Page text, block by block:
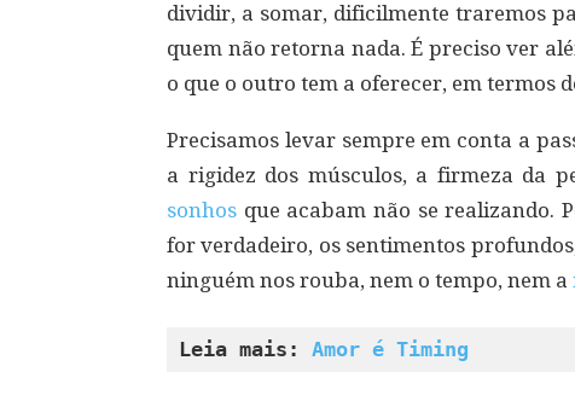
dividir, a somar, dificilmente traremos
quem não retorna nada. É preciso ver
o que o outro tem a oferecer, em termos
Precisamos levar sempre em conta a
a rigidez dos músculos, a firmeza da
sonhos que acabam não se realizando.
for verdadeiro, os sentimentos
ninguém nos rouba, nem o tempo, nem a
Leia mais: Amor é Timing